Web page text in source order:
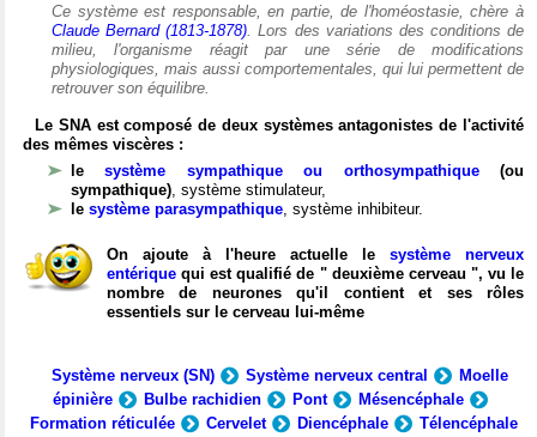
Ce système est responsable, en partie, de l'homéostasie, chère à
Claude Bernard (1813-1878). Lors des variations des conditions de
milieu, l'organisme réagit par une série de modifications
physiologiques, mais aussi comportementales, qui lui permettent de
retrouver son équilibre.
Le SNA est composé de deux systèmes antagonistes de l'activité
des mêmes viscères :
lesystème sympathique ou orthosympathique(ou
sympathique), système stimulateur,
le système parasympathique, système inhibiteur.
On ajoute à l'heure actuelle le système nerveux
entérique qui est qualifié de " deuxième cerveau ", vu le
nombre de neurones qu'il contient et ses rôles
essentiels sur le cerveau lui-même
Système nerveux (SN) Système nerveux central
Moelle
épinière
Bulbe rachidien Pont
Mésencéphale
Formation réticulée
Cervelet Diencéphale
Télencéphale